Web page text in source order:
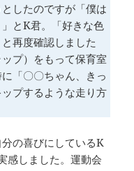
したのですが「僕は
とK君。「好きな色
再度確認しました
プ）をもって保育室
「〇〇ちゃん、きっ
プするような走り方
の喜びにしているK
感しました。運動会